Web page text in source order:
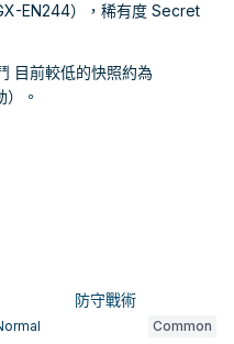
EN244），稀有度 Secret
目前較低的快照約為
。
防守戰術
Common